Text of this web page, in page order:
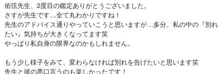
佑弦先生、2度目の鑑定ありがとうございました。
さすが先生です…全て丸わかりですね！
先生のアドバイス通りやっていこうと思いますが…多分、私の中の『別れ
たい』気持ちが大きくなってます笑
やっぱり私自身の限界なのかもしれません。
もう少し様子をみて、変わらなければ別れを告げたいと思います笑
先生と彼の悪口言うのも楽しかったです！